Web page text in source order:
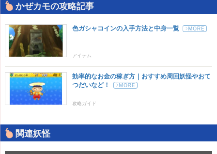
かぜカモの攻略記事
色ガシャコインの入手方法と中身一覧
アイテム
効率的なお金の稼ぎ方｜おすすめ周回妖怪やおて
つだいなど！
攻略ガイド
関連妖怪